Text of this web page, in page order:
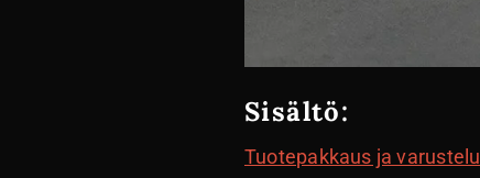
Sisältö:
Tuotepakkaus ja varustelu